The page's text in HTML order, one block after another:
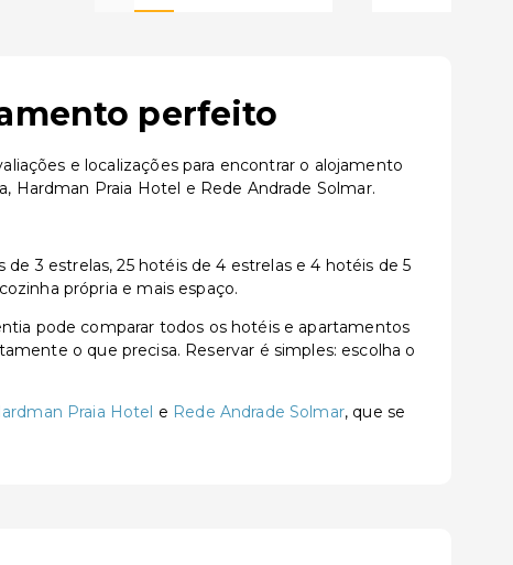
perfeito
e localizações para encontrar o alojamento
Hardman Praia Hotel e Rede Andrade Solmar.
3 estrelas, 25 hotéis de 4 estrelas e 4 hotéis de 5
própria e mais espaço.
pode comparar todos os hotéis e apartamentos
o que precisa. Reservar é simples: escolha o
Praia Hotel e Rede Andrade Solmar, que se